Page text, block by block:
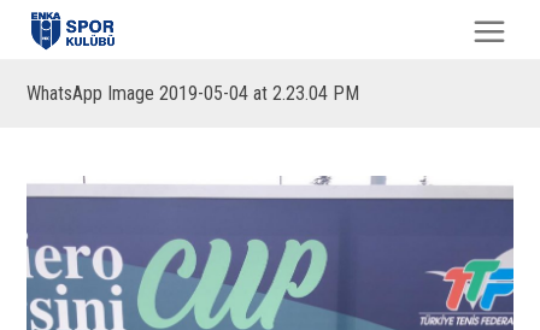
WhatsApp Image 2019-05-04 at 2.23.04 PM